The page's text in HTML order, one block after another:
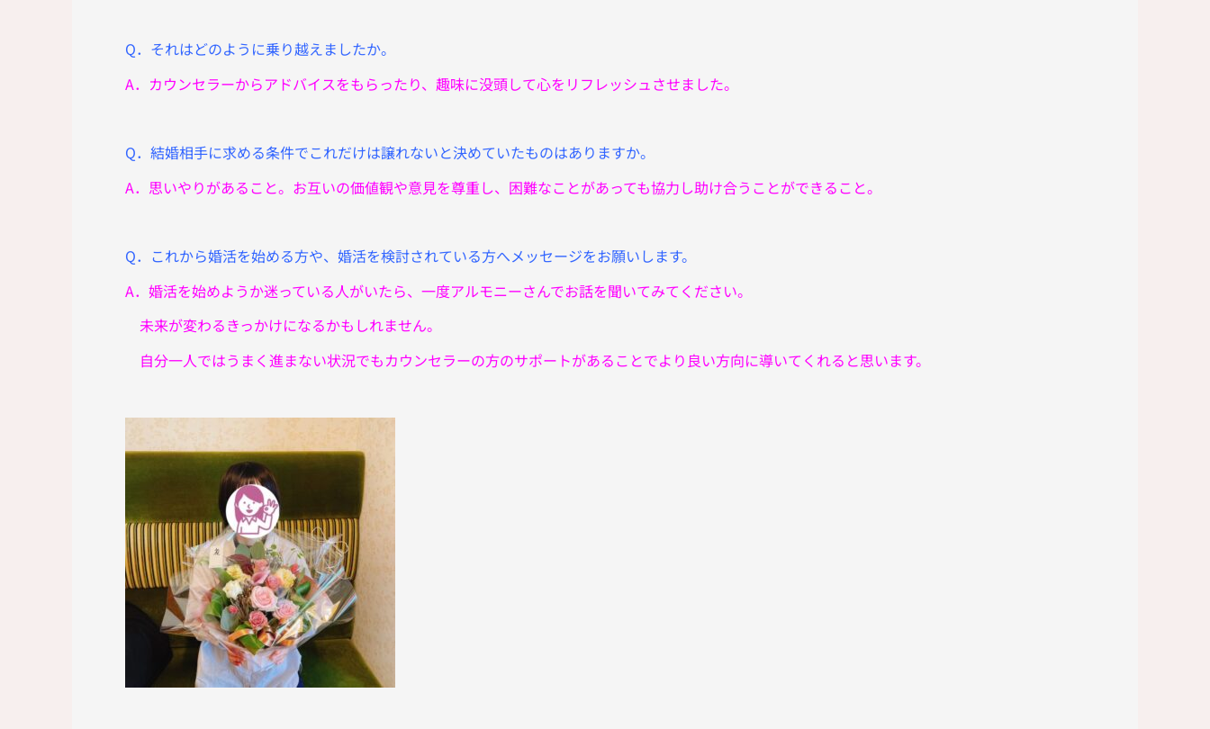
Q．それはどのように乗り越えましたか。
A．カウンセラーからアドバイスをもらったり、趣味に没頭して心をリフレッシュさせました。
Q．結婚相手に求める条件でこれだけは譲れないと決めていたものはありますか。
A．思いやりがあること。お互いの価値観や意見を尊重し、困難なことがあっても協力し助け合うことができること。
Q．これから婚活を始める方や、婚活を検討されている方へメッセージをお願いします。
A．婚活を始めようか迷っている人がいたら、一度アルモニーさんでお話を聞いてみてください。
未来が変わるきっかけになるかもしれません。
自分一人ではうまく進まない状況でもカウンセラーの方のサポートがあることでより良い方向に導いてくれると思います。